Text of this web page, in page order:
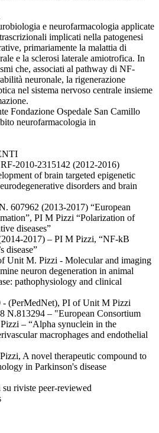
e neurofarmacologia applicate
implicati nella patogenesi
primariamente la malattia di
e la sclerosi laterale amiotrofica. In
che, associati al pathway di NF-
neuronale, la rigenerazione
nel sistema nervoso centrale insieme
Fondazione Ospedale San Camillo
neurofarmacologia in
2010-2315142 (2012-2016)
of brain targeted epigenetic
disorders and brain
607962 (2013-2017) “European
PI M Pizzi “Polarization of
diseases”
2017) – PI M Pizzi, “NF-kB
disease”
Unit M. Pizzi - Molecular and imaging
neuron degeneration in animal
pathophysiology and clinical
(PerMedNet), PI of Unit M Pizzi
N.813294 – "European Consortium
– “Alpha synuclein in the
macrophages and endothelial
A novel therapeutic compound to
in Parkinson's disease
riviste peer-reviewed